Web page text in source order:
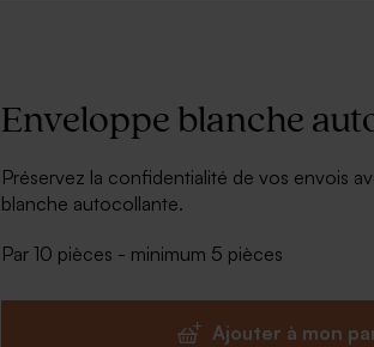
Enveloppe blanche
Préservez la confidentialité de vos envois
blanche autocollante.
Par 10 pièces - minimum 5 pièces
Ajouter à mon